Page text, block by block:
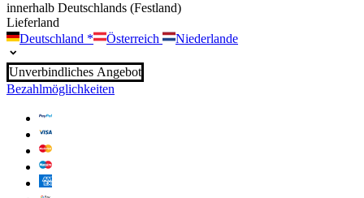
innerhalb Deutschlands (Festland)
Lieferland
Deutschland * Österreich Niederlande
Unverbindliches Angebot
Bezahlmöglichkeiten